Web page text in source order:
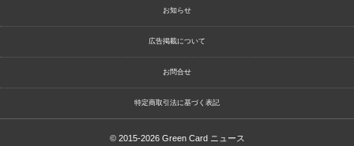
お知らせ
広告掲載について
お問合せ
特定商取引法に基づく表記
© 2015-2026 Green Card ニュース